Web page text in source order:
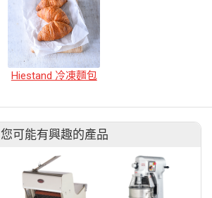
Hiestand 冷凍麵包
您可能有興趣的產品